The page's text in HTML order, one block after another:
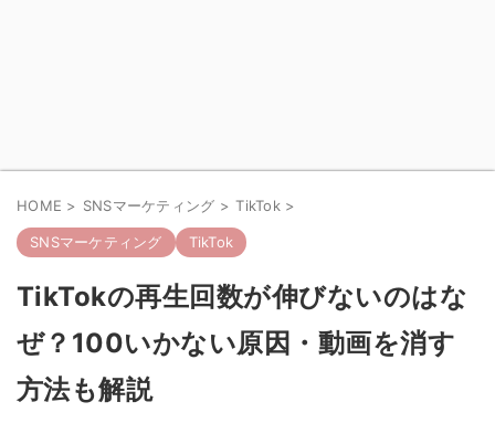
HOME > SNSマーケティング > TikTok >
SNSマーケティング TikTok
TikTokの再生回数が伸びないのはな
ぜ？100いかない原因・動画を消す
方法も解説